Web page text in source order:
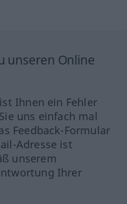
unseren Online
Ihnen ein Fehler
uns einfach mal
Feedback-Formular
Adresse ist
unserem
Ihrer